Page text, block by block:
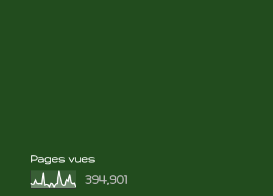
Pages vues
394,901